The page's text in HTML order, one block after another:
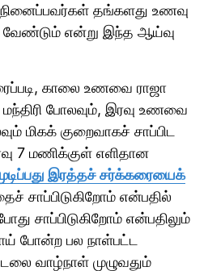
நினைப்பவர்கள் தங்களது உணவு
வேண்டும் என்று இந்த ஆய்வு
காலை உணவை ராஜா
போலவும், இரவு உணவை
மிகக் குறைவாகச் சாப்பிட
7 மணிக்குள் எளிதான
இரத்தச் சர்க்கரையைக்
சாப்பிடுகிறோம் என்பதில்
சாப்பிடுகிறோம் என்பதிலும்
போன்ற பல நாள்பட்ட
வாழ்நாள் முழுவதும்